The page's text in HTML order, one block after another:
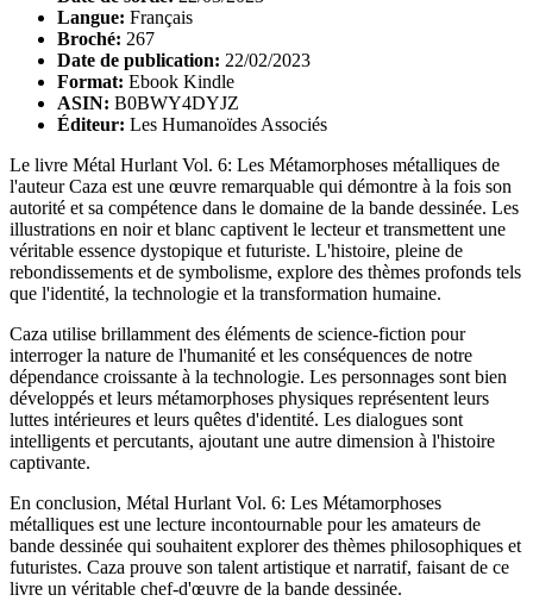
Langue: Français
Broché: 267
Date de publication: 22/02/2023
Format: Ebook Kindle
ASIN: B0BWY4DYJZ
Éditeur: Les Humanoïdes Associés
Le livre Métal Hurlant Vol. 6: Les Métamorphoses métalliques de
l'auteur Caza est une œuvre remarquable qui démontre à la fois son
autorité et sa compétence dans le domaine de la bande dessinée. Les
illustrations en noir et blanc captivent le lecteur et transmettent une
véritable essence dystopique et futuriste. L'histoire, pleine de
rebondissements et de symbolisme, explore des thèmes profonds tels
que l'identité, la technologie et la transformation humaine.
Caza utilise brillamment des éléments de science-fiction pour
interroger la nature de l'humanité et les conséquences de notre
dépendance croissante à la technologie. Les personnages sont bien
développés et leurs métamorphoses physiques représentent leurs
luttes intérieures et leurs quêtes d'identité. Les dialogues sont
intelligents et percutants, ajoutant une autre dimension à l'histoire
captivante.
En conclusion, Métal Hurlant Vol. 6: Les Métamorphoses
métalliques est une lecture incontournable pour les amateurs de
bande dessinée qui souhaitent explorer des thèmes philosophiques et
futuristes. Caza prouve son talent artistique et narratif, faisant de ce
livre un véritable chef-d'œuvre de la bande dessinée.